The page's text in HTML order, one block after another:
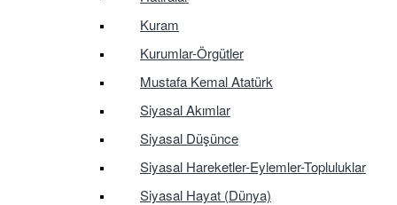
Kuram
Kurumlar-Örgütler
Mustafa Kemal Atatürk
Siyasal Akımlar
Siyasal Düşünce
Siyasal Hareketler-Eylemler-Topluluklar
Siyasal Hayat (Dünya)